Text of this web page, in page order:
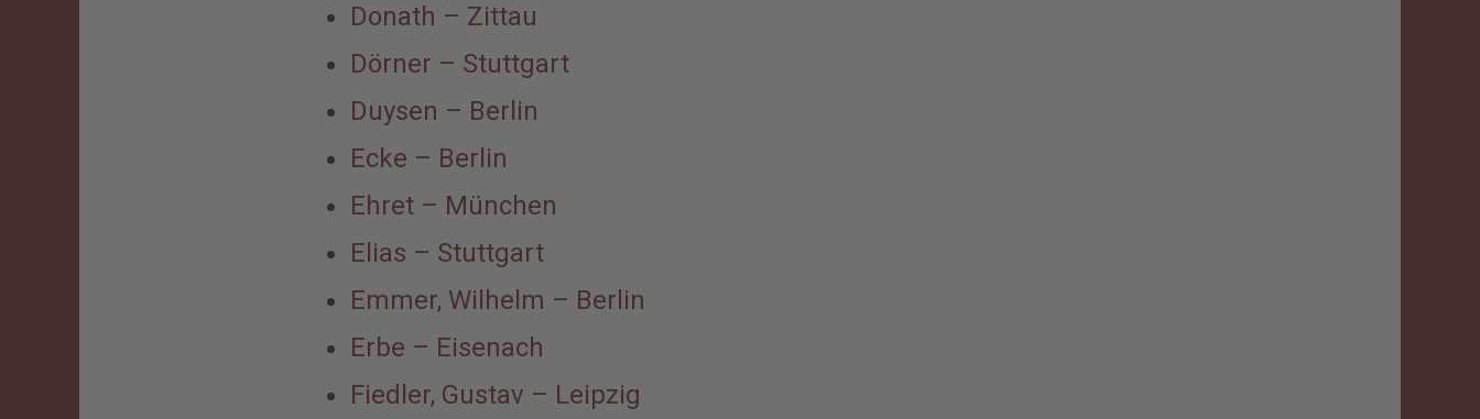
Donath – Zittau
Dörner – Stuttgart
Duysen – Berlin
Ecke – Berlin
Ehret – München
Elias – Stuttgart
Emmer, Wilhelm – Berlin
Erbe – Eisenach
Fiedler, Gustav – Leipzig